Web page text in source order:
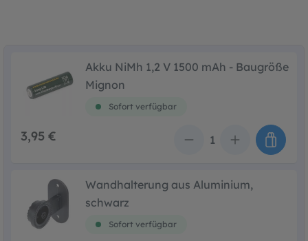
Akku NiMh 1,2 V 1500 mAh - Baugröße
Mignon
Sofort verfügbar
3,95 €
Wandhalterung aus Aluminium,
schwarz
Sofort verfügbar